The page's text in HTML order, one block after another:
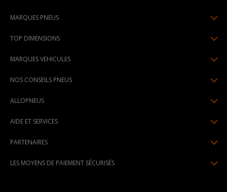
MARQUES PNEUS
Pneus Continental
Pneus Hankook
Pneus Dunlop
TOP DIMENSIONS
195/65R15
205/60R16
225/45R17
MARQUES VEHICULES
Peugeot
Audi
BMW
NOS CONSEILS PNEUS
Pression pneu
Témoin d'usure
ALLOPNEUS
Espace Presse
AIDE ET SERVICES
Livraisons standard / express
PARTENAIRES
LES MOYENS DE PAIEMENT SÉCURISÉS